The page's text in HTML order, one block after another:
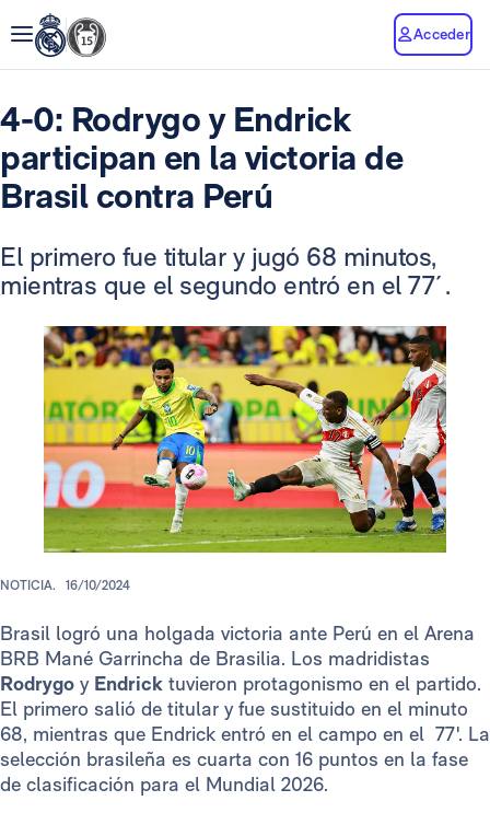
Acceder
4-0: Rodrygo y Endrick
participan en la victoria de
Brasil contra Perú
El primero fue titular y jugó 68 minutos,
mientras que el segundo entró en el 77´.
NOTICIA. 16/10/2024
Brasil logró una holgada victoria ante Perú en el Arena
BRB Mané Garrincha de Brasilia. Los madridistas
Rodrygo y Endrick tuvieron protagonismo en el partido.
El primero salió de titular y fue sustituido en el minuto
68, mientras que Endrick entró en el campo en el 77'. La
selección brasileña es cuarta con 16 puntos en la fase
de clasificación para el Mundial 2026.